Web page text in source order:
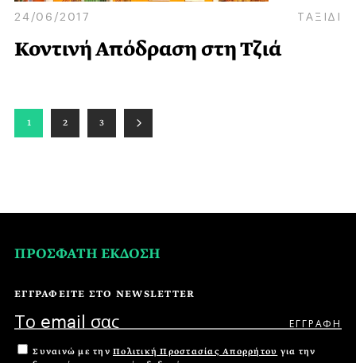
24/06/2017 ΤΑΞΙΔΙ
Κοντινή Απόδραση στη Τζιά
1 2 3
ΠΡΟΣΦΑΤΗ ΕΚΔΟΣΗ
ΕΓΓΡΑΦΕΙΤΕ ΣΤΟ NEWSLETTER
Συναινώ με την Πολιτική Προστασίας Απορρήτου για την